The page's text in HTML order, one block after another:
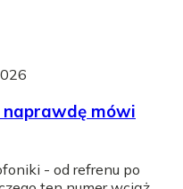
mówi
- od refrenu po